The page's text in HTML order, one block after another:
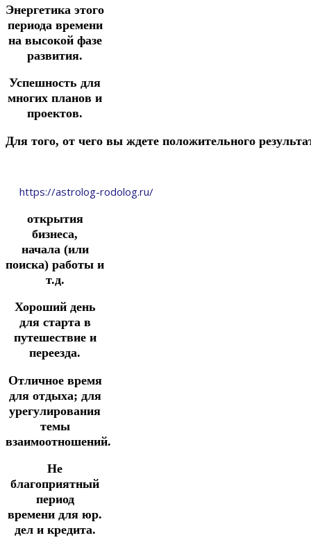
Энергетика этого
периода времени
на высокой фазе
развития.
Успешность для
многих планов и
проектов.
Для того, от чего вы ждете положительного
https://astrolog-rodolog.ru/
открытия
бизнеса,
начала (или
поиска) работы и
т.д.
Хороший день
для старта в
путешествие и
переезда.
Отличное время
для отдыха; для
урегулирования
темы
взаимоотношений.
Не
благоприятный
период
времени для юр.
дел и кредита.